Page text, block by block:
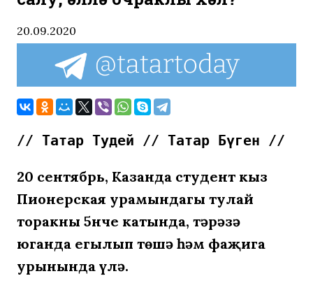
20.09.2020
// Татар Тудей // Татар Бүген //
20 сентябрь, Казанда студент кыз
Пионерская урамындагы тулай
торакның 5нче катында, тәрәзә
юганда егылып төшә һәм фаҗига
урынында үлә.